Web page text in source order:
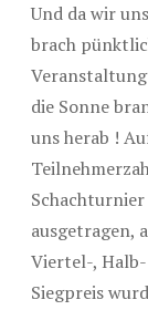
Und da wir
brach
die Sonne
uns herab !
ausgetragen,
Viertel-,
Siegpreis